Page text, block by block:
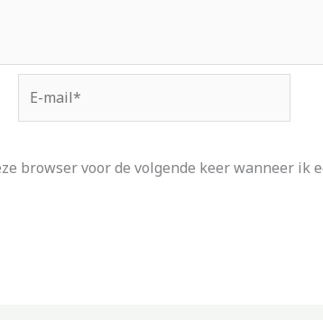
mail*
browser voor de volgende keer wanneer ik